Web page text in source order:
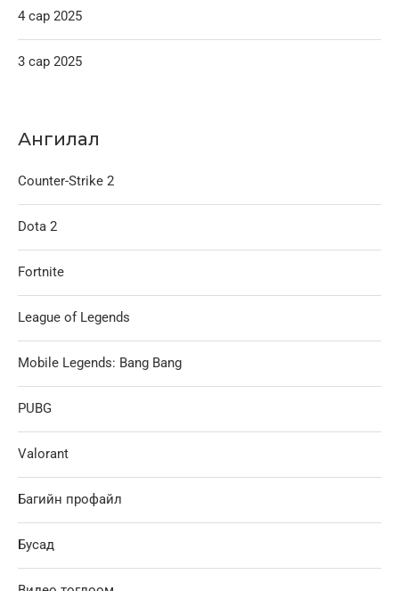
4 сар 2025
3 сар 2025
Ангилал
Counter-Strike 2
Dota 2
Fortnite
League of Legends
Mobile Legends: Bang Bang
PUBG
Valorant
Багийн профайл
Бусад